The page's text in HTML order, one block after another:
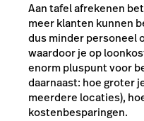
Aan tafel afrekenen
meer klanten kunnen
dus minder personeel
waardoor je op
enorm pluspunt voor
daarnaast: hoe groter
meerdere locaties),
kostenbesparingen.